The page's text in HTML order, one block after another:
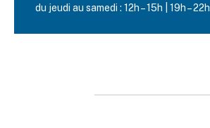
du jeudi au samedi : 12h – 15h | 19h – 22h